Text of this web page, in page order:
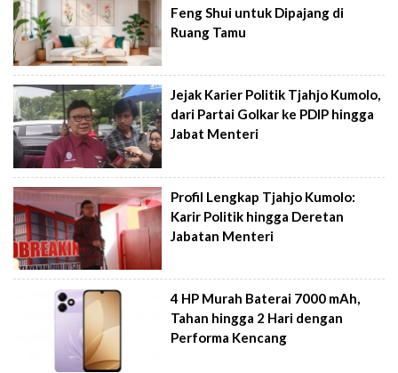
Feng Shui untuk Dipajang di
Ruang Tamu
Jejak Karier Politik Tjahjo Kumolo,
dari Partai Golkar ke PDIP hingga
Jabat Menteri
Profil Lengkap Tjahjo Kumolo:
Karir Politik hingga Deretan
Jabatan Menteri
4 HP Murah Baterai 7000 mAh,
Tahan hingga 2 Hari dengan
Performa Kencang